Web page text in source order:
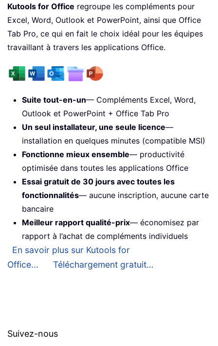
Kutools for Office regroupe les compléments pour
Excel, Word, Outlook et PowerPoint, ainsi que Office
Tab Pro, ce qui en fait le choix idéal pour les équipes
travaillant à travers les applications Office.
Suite tout-en-un— Compléments Excel, Word,
Outlook et PowerPoint + Office Tab Pro
Un seul installateur, une seule licence—
installation en quelques minutes (compatible MSI)
Fonctionne mieux ensemble— productivité
optimisée dans toutes les applications Office
Essai gratuit de 30 jours avec toutes les
fonctionnalités— aucune inscription, aucune carte
bancaire
Meilleur rapport qualité-prix— économisez par
rapport à l’achat de compléments individuels
En savoir plus sur Kutools for
Office...
Téléchargement gratuit…
Suivez-nous